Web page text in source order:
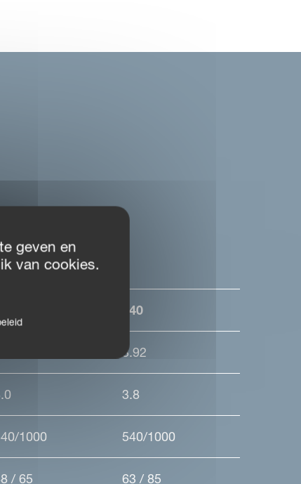
540
3.92
3.8
1000 540/1000
/ 65 63 / 85
geven en
van cookies.